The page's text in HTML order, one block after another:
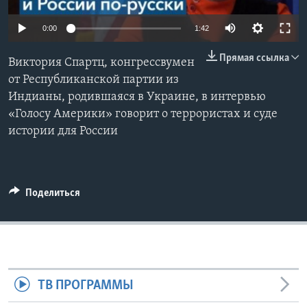
Learning English
СОЦИАЛЬНЫЕ СЕТИ
Языки
0:00 1:42
Прямая ссылка
Виктория Спартц, конгрессвумен
от Республиканской партии из
Индианы, родившаяся в Украине, в интервью
«Голосу Америки» говорит о террористах и суде
истории для России
Поделиться
ТВ ПРОГРАММЫ